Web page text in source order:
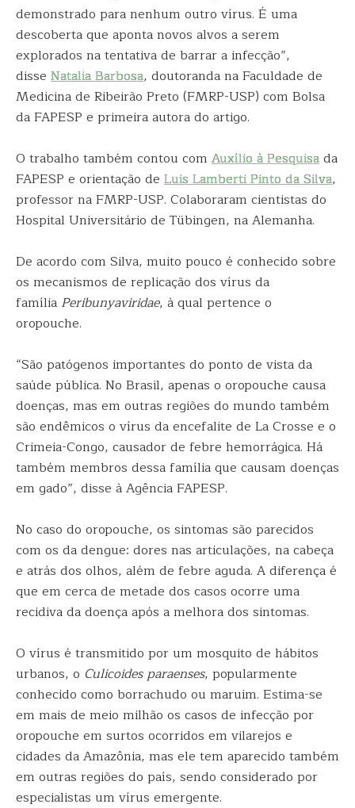
demonstrado para nenhum outro vírus. É uma
descoberta que aponta novos alvos a serem
explorados na tentativa de barrar a infecção”,
disse Natalia Barbosa, doutoranda na Faculdade de
Medicina de Ribeirão Preto (FMRP-USP) com Bolsa
da FAPESP e primeira autora do artigo.
O trabalho também contou com Auxílio à Pesquisada
FAPESP e orientação de Luis Lamberti Pinto da Silva,
professor na FMRP-USP. Colaboraram cientistas do
Hospital Universitário de Tübingen, na Alemanha.
De acordo com Silva, muito pouco é conhecido sobre
os mecanismos de replicação dos vírus da
família Peribunyaviridae, à qual pertence o
oropouche.
“São patógenos importantes do ponto de vista da
saúde pública. No Brasil, apenas o oropouche causa
doenças, mas em outras regiões do mundo também
são endêmicos o vírus da encefalite de La Crosse e o
Crimeia-Congo, causador de febre hemorrágica. Há
também membros dessa família que causam doenças
em gado”, disse à Agência FAPESP.
No caso do oropouche, os sintomas são parecidos
com os da dengue: dores nas articulações, na cabeça
e atrás dos olhos, além de febre aguda. A diferença é
que em cerca de metade dos casos ocorre uma
recidiva da doença após a melhora dos sintomas.
O vírus é transmitido por um mosquito de hábitos
urbanos, o Culicoides paraenses, popularmente
conhecido como borrachudo ou maruim. Estima-se
em mais de meio milhão os casos de infecção por
oropouche em surtos ocorridos em vilarejos e
cidades da Amazônia, mas ele tem aparecido também
em outras regiões do país, sendo considerado por
especialistas um vírus emergente.